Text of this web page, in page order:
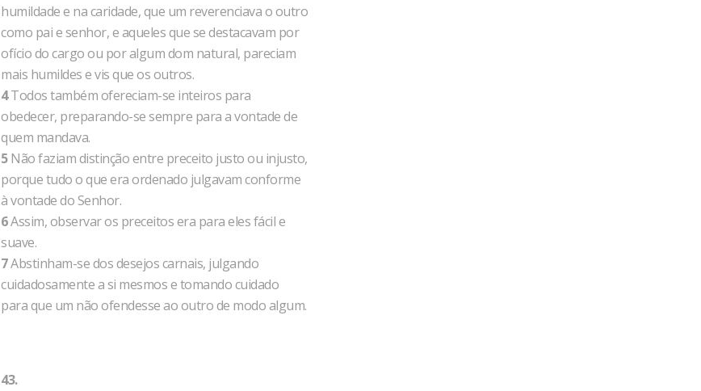
humildade e na caridade, que um reverenciava o outro
como pai e senhor, e aqueles que se destacavam por
ofício do cargo ou por algum dom natural, pareciam
mais humildes e vis que os outros.
4Todos também ofereciam-se inteiros para
obedecer, preparando-se sempre para a vontade de
quem mandava.
5Não faziam distinção entre preceito justo ou injusto,
porque tudo o que era ordenado julgavam conforme
à vontade do Senhor.
6Assim, observar os preceitos era para eles fácil e
suave.
7Abstinham-se dos desejos carnais, julgando
cuidadosamente a si mesmos e tomando cuidado
para que um não ofendesse ao outro de modo algum.
43.